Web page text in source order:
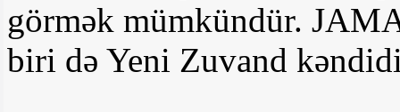
görmək mümkündür.
biri də Yeni Zuvand